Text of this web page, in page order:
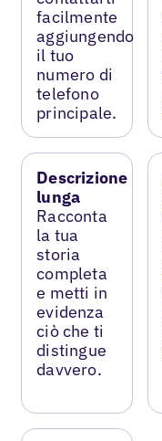
facilmente
aggiungendo
il tuo
numero di
telefono
principale.
Descrizione
lunga
Racconta
la tua
storia
completa
e metti in
evidenza
ciò che ti
distingue
davvero.